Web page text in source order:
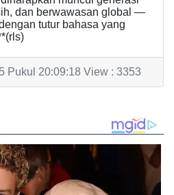
dan berwawasan global —
tutur bahasa yang
Pukul 20:09:18 View : 3353